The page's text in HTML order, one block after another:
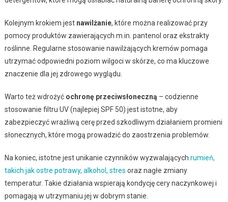
Kolejnym krokiem jest nawilżanie, które można realizować przy
pomocy produktów zawierających m.in. pantenol oraz ekstrakty
roślinne. Regularne stosowanie nawilżających kremów pomaga
utrzymać odpowiedni poziom wilgoci w skórze, co ma kluczowe
znaczenie dla jej zdrowego wyglądu.
Warto też wdrożyć ochronę przeciwsłoneczną – codzienne
stosowanie filtru UV (najlepiej SPF 50) jest istotne, aby
zabezpieczyć wrażliwą cerę przed szkodliwym działaniem promieni
słonecznych, które mogą prowadzić do zaostrzenia problemów.
Na koniec, istotne jest unikanie czynników wyzwalających rumień,
takich jak ostre potrawy, alkohol, stres oraz nagłe zmiany
temperatur. Takie działania wspierają kondycję cery naczynkowej i
pomagają w utrzymaniu jej w dobrym stanie.